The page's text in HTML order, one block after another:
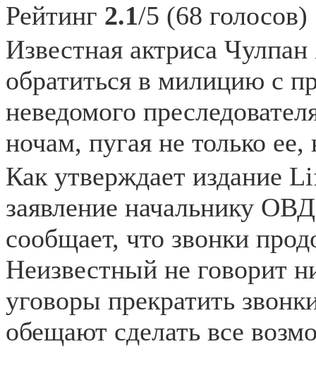
Рейтинг 2.1/5 (68 голосов)
Известная актриса
обратиться в милицию с
неведомого
ночам, пугая не только
Как утверждает издание
заявление начальнику
сообщает, что звонки
Неизвестный не говорит
уговоры прекратить
обещают сделать все